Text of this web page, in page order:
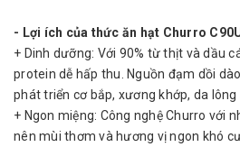
- Lợi ích của thức ăn hạt Churro
+ Dinh dưỡng: Với 90% từ thịt và dầu
protein dễ hấp thu. Nguồn đạm dồi
phát triển cơ bắp, xương khớp, da
+ Ngon miệng: Công nghệ Churro với
nên mùi thơm và hương vị ngon khó